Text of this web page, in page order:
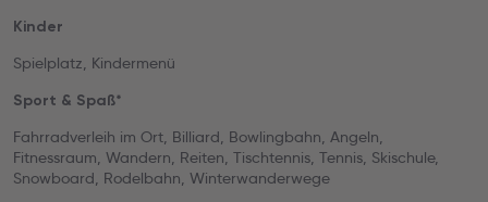
Kinder
Spielplatz, Kindermenü
Sport & Spaß*
Fahrradverleih im Ort, Billiard, Bowlingbahn, Angeln,
Fitnessraum, Wandern, Reiten, Tischtennis, Tennis, Skischule,
Snowboard, Rodelbahn, Winterwanderwege